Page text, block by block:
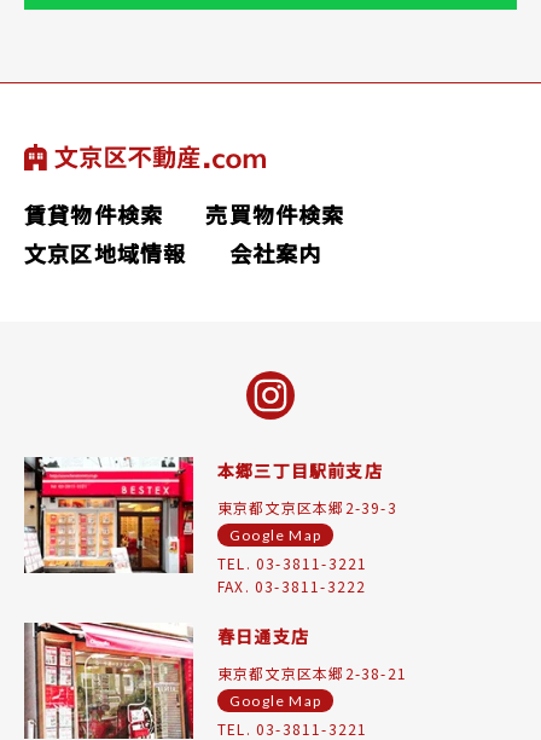
賃貸物件検索
売買物件検索
文京区地域情報
会社案内
本郷三丁目駅前支店
東京都文京区本郷2-39-3
Google Map
TEL. 03-3811-3221
FAX. 03-3811-3222
春日通支店
東京都文京区本郷2-38-21
Google Map
TEL. 03-3811-3221